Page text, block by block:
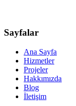
Sayfalar
Ana Sayfa
Hizmetler
Projeler
Hakkımızda
Blog
İletişim